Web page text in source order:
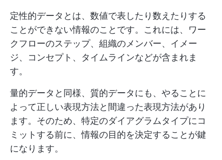
定性的データとは、数値で表したり数えたりする
ことができない情報のことです。これには、ワー
クフローのステップ、組織のメンバー、イメー
ジ、コンセプト、タイムラインなどが含まれま
す。
量的データと同様、質的データにも、やることに
よって正しい表現方法と間違った表現方法があり
ます。そのため、特定のダイアグラムタイプにコ
ミットする前に、情報の目的を決定することが鍵
になります。